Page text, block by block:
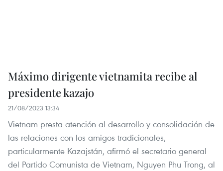
Máximo dirigente vietnamita recibe al
presidente kazajo
21/08/2023 13:34
Vietnam presta atención al desarrollo y consolidación de
las relaciones con los amigos tradicionales,
particularmente Kazajstán, afirmó el secretario general
del Partido Comunista de Vietnam, Nguyen Phu Trong, al